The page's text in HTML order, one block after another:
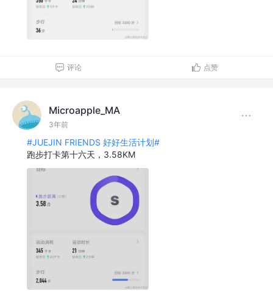
评论 点赞
Microapple_MA
3年前
#JUEJIN FRIENDS 好好生活计划#
跑步打卡第十六天，3.58KM